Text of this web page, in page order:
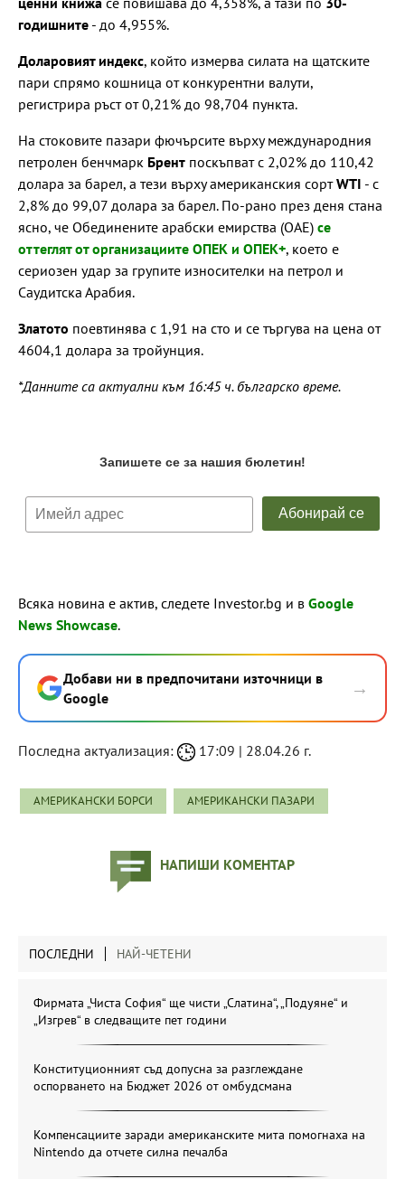
годишните - до 4,955%.
Доларовият индекс, който измерва силата на щатските
пари спрямо кошница от конкурентни валути,
регистрира ръст от 0,21% до 98,704 пункта.
На стоковите пазари фючърсите върху международния
петролен бенчмарк Брент поскъпват с 2,02% до 110,42
долара за барел, а тези върху американския сортWTI - с
2,8% до 99,07 долара за барел. По-рано през деня стана
ясно, че Обединените арабски емирства (ОАЕ) се
оттеглят от организациите ОПЕК и ОПЕК+, което е
сериозен удар за групите износителки на петрол и
Саудитска Арабия.
Златото поевтинява с 1,91 на сто и се търгува на цена от
4604,1 долара за тройунция.
*Данните са актуални към 16:45 ч. българско време.
Всяка новина е актив, следете Investor.bg и в Google
News Showcase.
Добави ни в предпочитани източници в
Google
→
Последна актуализация: 17:09 | 28.04.26 г.
АМЕРИКАНСКИ БОРСИ АМЕРИКАНСКИ ПАЗАРИ
НАПИШИ КОМЕНТАР
ПОСЛЕДНИ НАЙ-ЧЕТЕНИ
Фирмата „Чиста София“ ще чисти „Слатина“, „Подуяне“ и
„Изгрев“ в следващите пет години
Конституционният съд допусна за разглеждане
оспорването на Бюджет 2026 от омбудсмана
Компенсациите заради американските мита помогнаха на
Nintendo да отчете силна печалба